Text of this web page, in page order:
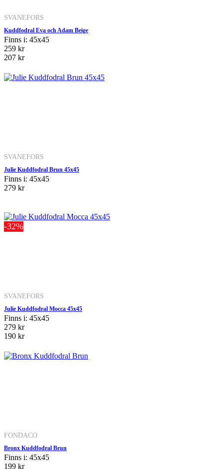
SVANEFORS
Kuddfodral Eva och Adam Beige
Finns i: 45x45
259 kr
207 kr
SVANEFORS
Julie Kuddfodral Brun 45x45
Finns i: 45x45
279 kr
-32%
SVANEFORS
Julie Kuddfodral Mocca 45x45
Finns i: 45x45
279 kr
190 kr
FONDACO
Bronx Kuddfodral Brun
Finns i: 45x45
199 kr